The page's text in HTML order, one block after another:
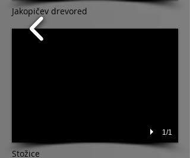
Stožice
1/1
Jakopičev drevored